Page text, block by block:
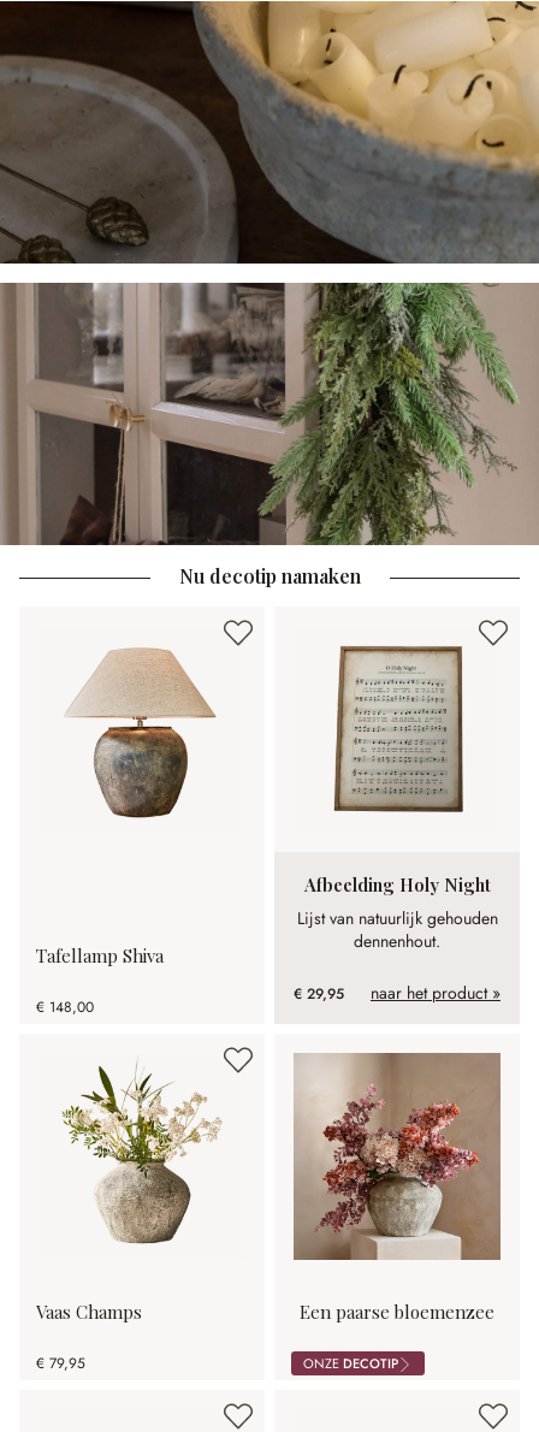
Nu decotip namaken
Tafellamp Shiva
€ 148,00
Afbeelding Holy Night
Lijst van natuurlijk gehouden
dennenhout.
€ 29,95 naar het product »
Vaas Champs
€ 79,95 ONZEDECOTIP
Een paarse bloemenzee